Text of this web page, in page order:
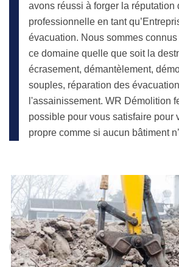
avons réussi à forger la réputation
professionnelle en tant
évacuation. Nous sommes
ce domaine quelle que soit la
écrasement, démantèlement,
souples, réparation des
l'assainissement. WR Démolition
possible pour vous satisfaire pour
propre comme si aucun bâtiment